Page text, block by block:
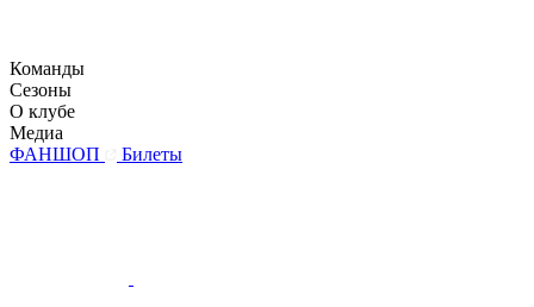
Команды
Сезоны
О клубе
Медиа
ФАНШОП
Билеты